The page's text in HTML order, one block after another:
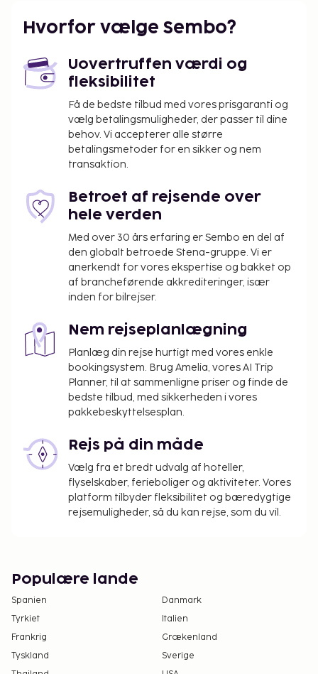
Hvorfor vælge Sembo?
Uovertruffen værdi og
fleksibilitet
Få de bedste tilbud med vores prisgaranti og
vælg betalingsmuligheder, der passer til dine
behov. Vi accepterer alle større
betalingsmetoder for en sikker og nem
transaktion.
Betroet af rejsende over
hele verden
Med over 30 års erfaring er Sembo en del af
den globalt betroede Stena-gruppe. Vi er
anerkendt for vores ekspertise og bakket op
af brancheførende akkrediteringer, især
inden for bilrejser.
Nem rejseplanlægning
Planlæg din rejse hurtigt med vores enkle
bookingsystem. Brug Amelia, vores AI Trip
Planner, til at sammenligne priser og finde de
bedste tilbud, med sikkerheden i vores
pakkebeskyttelsesplan.
Rejs på din måde
Vælg fra et bredt udvalg af hoteller,
flyselskaber, ferieboliger og aktiviteter. Vores
platform tilbyder fleksibilitet og bæredygtige
rejsemuligheder, så du kan rejse, som du vil.
Populære lande
Spanien
Danmark
Tyrkiet
Italien
Frankrig
Grækenland
Tyskland
Sverige